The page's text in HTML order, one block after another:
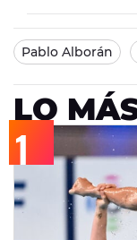
Pablo Alborán
LO